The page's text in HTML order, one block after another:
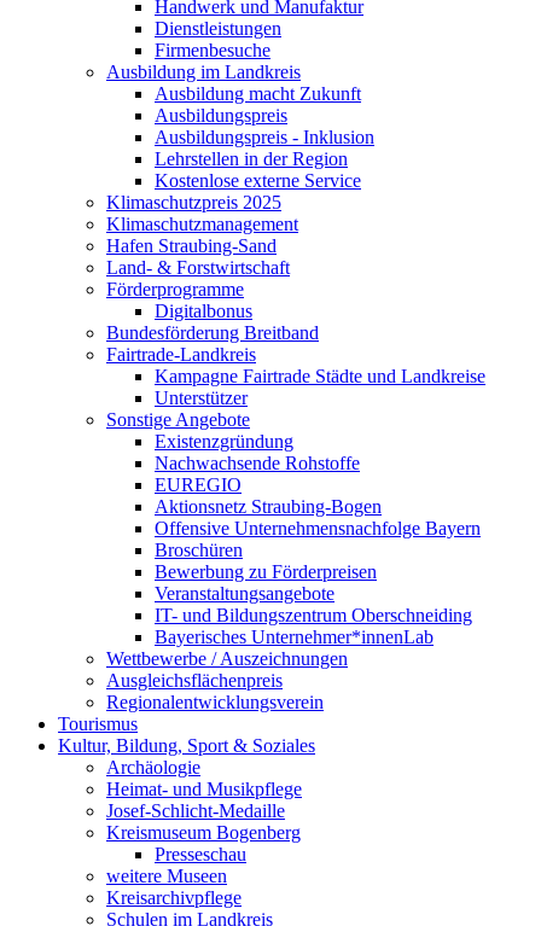
Handwerk und Manufaktur
Dienstleistungen
Firmenbesuche
Ausbildung im Landkreis
Ausbildung macht Zukunft
Ausbildungspreis
Ausbildungspreis - Inklusion
Lehrstellen in der Region
Kostenlose externe Service
Klimaschutzpreis 2025
Klimaschutzmanagement
Hafen Straubing-Sand
Land- & Forstwirtschaft
Förderprogramme
Digitalbonus
Bundesförderung Breitband
Fairtrade-Landkreis
Kampagne Fairtrade Städte und Landkreise
Unterstützer
Sonstige Angebote
Existenzgründung
Nachwachsende Rohstoffe
EUREGIO
Aktionsnetz Straubing-Bogen
Offensive Unternehmensnachfolge Bayern
Broschüren
Bewerbung zu Förderpreisen
Veranstaltungsangebote
IT- und Bildungszentrum Oberschneiding
Bayerisches Unternehmer*innenLab
Wettbewerbe / Auszeichnungen
Ausgleichsflächenpreis
Regionalentwicklungsverein
Tourismus
Kultur, Bildung, Sport & Soziales
Archäologie
Heimat- und Musikpflege
Josef-Schlicht-Medaille
Kreismuseum Bogenberg
Presseschau
weitere Museen
Kreisarchivpflege
Schulen im Landkreis